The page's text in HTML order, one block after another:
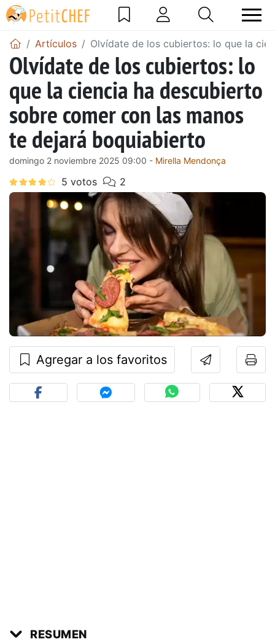
Artículos Olvídate de los cubiertos: lo que la
Olvídate de los cubiertos: lo
que la ciencia ha descubierto
sobre comer con las manos
te dejará boquiabierto
domingo 2 noviembre 2025 09:00 - Mirella Mendonça
Agregar a los favoritos
RESUMEN